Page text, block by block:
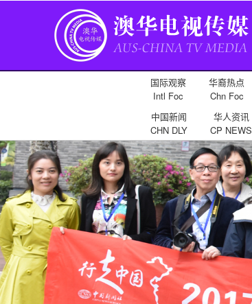
国际观察
Intl Foc
华裔热点
Chn Foc
中国新闻
CHN DLY
华人资讯
CP NEWS